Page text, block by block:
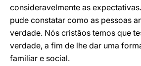
consideravelmente as
pude constatar como as pessoas
verdade. Nós cristãos temos que
verdade, a fim de lhe dar uma
familiar e social.